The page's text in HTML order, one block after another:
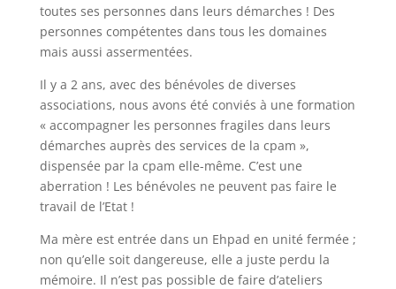
toutes ses personnes dans leurs démarches ! Des
personnes compétentes dans tous les domaines
mais aussi assermentées.
Il y a 2 ans, avec des bénévoles de diverses
associations, nous avons été conviés à une formation
« accompagner les personnes fragiles dans leurs
démarches auprès des services de la cpam »,
dispensée par la cpam elle-même. C’est une
aberration ! Les bénévoles ne peuvent pas faire le
travail de l’Etat !
Ma mère est entrée dans un Ehpad en unité fermée ;
non qu’elle soit dangereuse, elle a juste perdu la
mémoire. Il n’est pas possible de faire d’ateliers